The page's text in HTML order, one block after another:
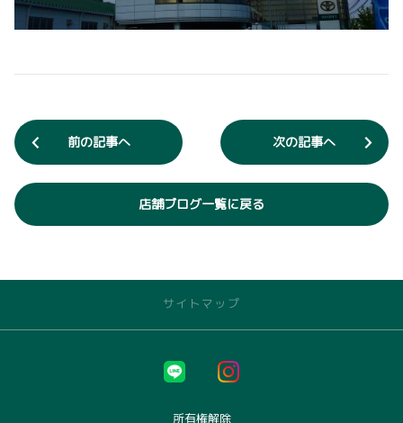
前の記事へ
店舗ブログ一覧に戻る
次の記事へ
サイトマップ
所有権解除